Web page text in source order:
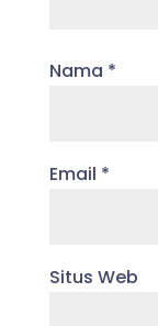
Nama *
Email *
Situs Web